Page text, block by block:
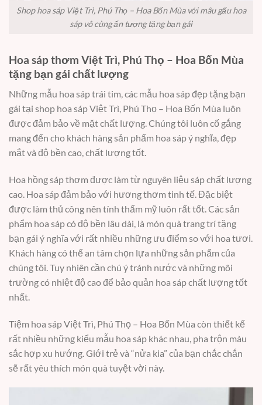
Shop hoa sáp Việt Trì, Phú Thọ – Hoa Bốn Mùa với mâu gấu hoa
sáp vô cùng ấn tượng tặng bạn gái
Hoa sáp thơm Việt Trì, Phú Thọ – Hoa Bốn Mùa
tặng bạn gái chất lượng
Những mẫu hoa sáp trái tim, các mẫu hoa sáp đẹp tặng bạn
gái tại shop hoa sáp Việt Trì, Phú Thọ – Hoa Bốn Mùa luôn
được đảm bảo về mặt chất lượng. Chúng tôi luôn cố gắng
mang đến cho khách hàng sản phẩm hoa sáp ý nghĩa, đẹp
mắt và độ bền cao, chất lượng tốt.
Hoa hồng sáp thơm được làm từ nguyên liệu sáp chất lượng
cao. Hoa sáp đảm bảo với hương thơm tinh tế. Đặc biệt
được làm thủ công nên tính thẩm mỹ luôn rất tốt. Các sản
phẩm hoa sáp có độ bền lâu dài, là món quà trang trí tặng
bạn gái ý nghĩa với rất nhiều những ưu điểm so với hoa tươi.
Khách hàng có thể an tâm chọn lựa những sản phẩm của
chúng tôi. Tuy nhiên cần chú ý tránh nước và những môi
trường có nhiệt độ cao để bảo quản hoa sáp chất lượng tốt
nhất.
Tiệm hoa sáp Việt Trì, Phú Thọ – Hoa Bốn Mùa còn thiết kế
rất nhiều những kiểu mẫu hoa sáp khác nhau, pha trộn màu
sắc hợp xu hướng. Giới trẻ và “nửa kia” của bạn chắc chắn
sẽ rất yêu thích món quà tuyệt vời này.